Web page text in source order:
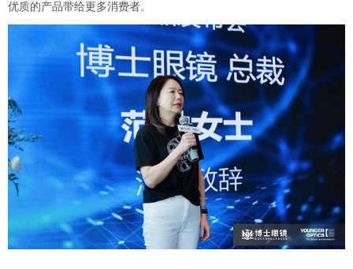
优质的产品带给更多消费者。